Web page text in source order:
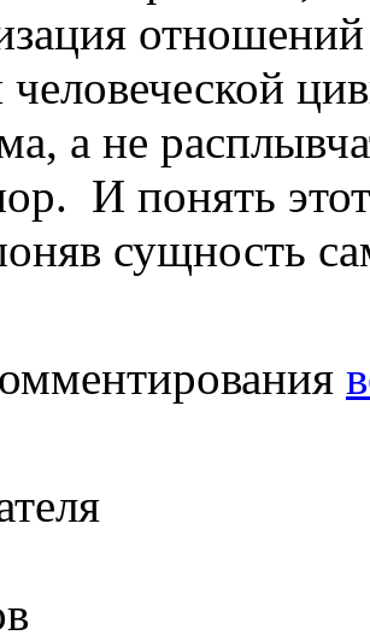
а не
И понять
сущность